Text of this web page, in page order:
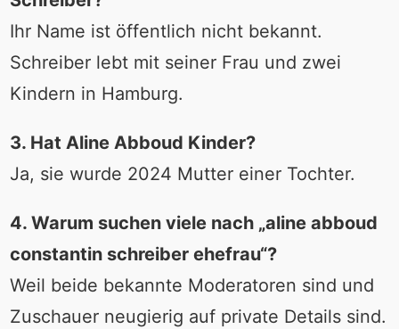
Ihr Name ist öffentlich nicht bekannt.
Schreiber lebt mit seiner Frau und zwei
Kindern in Hamburg.
3. Hat Aline Abboud Kinder?
Ja, sie wurde 2024 Mutter einer Tochter.
4. Warum suchen viele nach „aline abboud
constantin schreiber ehefrau“?
Weil beide bekannte Moderatoren sind und
Zuschauer neugierig auf private Details sind.